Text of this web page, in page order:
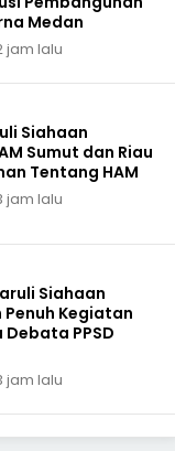
Medan
jam lalu
Siahaan
Sumut dan Riau
Tentang HAM
jam lalu
Siahaan
Penuh Kegiatan
PPSD
jam lalu